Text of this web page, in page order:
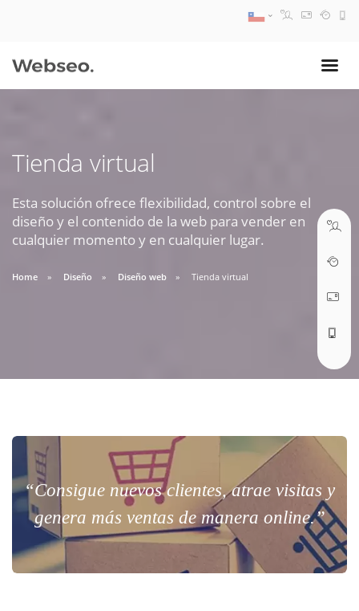
Tienda virtual
Esta solución ofrece flexibilidad, control sobre el
diseño y el contenido de la web para vender en
cualquier momento y en cualquier lugar.
Home Diseño Diseño web Tienda virtual
“Consigue nuevos clientes, atrae visitas y
genera más ventas de manera online.”
09:30 AM A 18:30 PM
soporte@webseo.cl
ABRIR TICKET